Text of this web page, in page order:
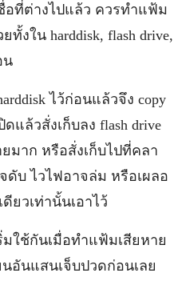
อที่ต่างไปแล้ว ควรทำแฟ้ม
งใน harddisk, flash drive,
น
ไว้ก่อนแล้วจึง copy
แล้วสั่งเก็บลง flash drive
าก หรือสั่งเก็บไปที่คลา
บ ไวไฟอาจล่ม หรือเผลอ
ยวเท่านั้นเอาไว้
มใช้กันเมื่อทำแฟ้มเสียหาย
อันแสนเจ็บปวดก่อนเลย